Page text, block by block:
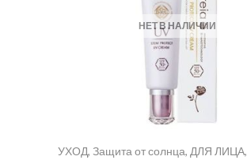
НЕТ В НАЛИЧИИ
УХОД, Защита от солнца, ДЛЯ ЛИЦА,